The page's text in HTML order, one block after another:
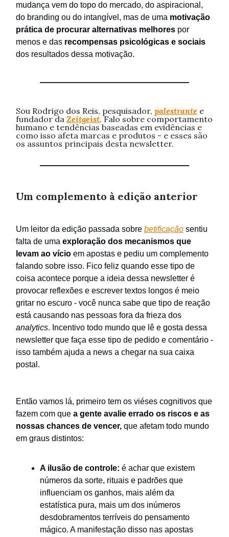
mudança vem do topo do mercado, do aspiracional,
do branding ou do intangível, mas de uma motivação
prática de procurar alternativas melhores por
menos e das recompensas psicológicas e sociais
dos resultados dessa motivação.
Sou Rodrigo dos Reis, pesquisador, palestrante e
fundador da Zeitgeist. Falo sobre comportamento
humano e tendências baseadas em evidências e
como isso afeta marcas e produtos - e esses são
os assuntos principais desta newsletter.
Um complemento à edição anterior
Um leitor da edição passada sobre betificação sentiu
falta de uma exploração dos mecanismos que
levam ao vício em apostas e pediu um complemento
falando sobre isso. Fico feliz quando esse tipo de
coisa acontece porque a ideia dessa newsletter é
provocar reflexões e escrever textos longos é meio
gritar no escuro - você nunca sabe que tipo de reação
está causando nas pessoas fora da frieza dos
analytics. Incentivo todo mundo que lê e gosta dessa
newsletter que faça esse tipo de pedido e comentário -
isso também ajuda a news a chegar na sua caixa
postal.
Então vamos lá, primeiro tem os viéses cognitivos que
fazem com que a gente avalie errado os riscos e as
nossas chances de vencer, que afetam todo mundo
em graus distintos:
A ilusão de controle: é achar que existem
números da sorte, rituais e padrões que
influenciam os ganhos, mais além da
estatística pura, mais um dos inúmeros
desdobramentos terríveis do pensamento
mágico. A manifestação disso nas apostas